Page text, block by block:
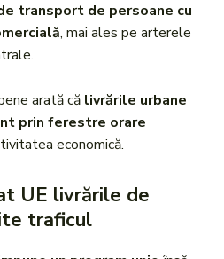
transport de persoane cu
, mai ales pe arterele
arată că livrările urbane
prin ferestre orare
economică.
UE livrările de
traficul